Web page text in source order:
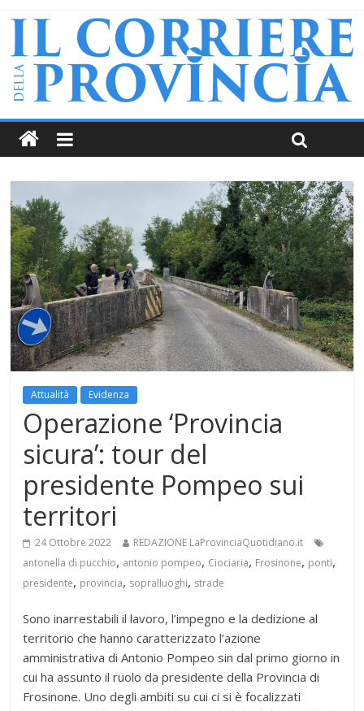
Attualità Evidenza
Operazione ‘Provincia
sicura’: tour del
presidente Pompeo sui
territori
24 Ottobre 2022
REDAZIONE LaProvinciaQuotidiano.it
antonella di pucchio, antonio pompeo, Ciociaria, Frosinone, ponti,
presidente, provincia, sopralluoghi, strade
Sono inarrestabili il lavoro, l’impegno e la dedizione al
territorio che hanno caratterizzato l’azione
amministrativa di Antonio Pompeo sin dal primo giorno in
cui ha assunto il ruolo da presidente della Provincia di
Frosinone. Uno degli ambiti su cui ci si è focalizzati